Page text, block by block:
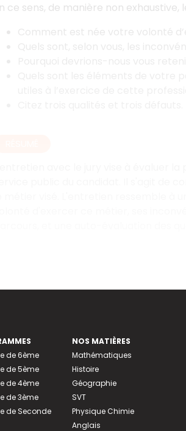
ce sens, de manière non
de 6ème
de 5ème
de 4ème
de 3ème
de Seconde
NOS MATIÈRES
Mathématiques
Histoire
Géographie
SVT
Physique Chimie
Anglais